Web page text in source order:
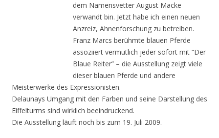
dem Namensvetter August Macke
verwandt bin. Jetzt habe ich einen neuen
Anzreiz, Ahnenforschung zu betreiben.
Franz Marcs berühmte blauen Pferde
assoziiert vermutlich jeder sofort mit “Der
Blaue Reiter” – die Ausstellung zeigt viele
dieser blauen Pferde und andere
Meisterwerke des Expressionisten.
Delaunays Umgang mit den Farben und seine Darstellung des
Eiffelturms sind wirklich beeindruckend.
Die Ausstellung läuft noch bis zum 19. Juli 2009.